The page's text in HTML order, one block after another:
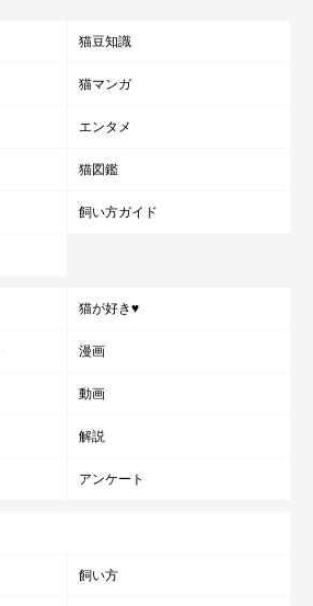
猫豆知識
猫マンガ
エンタメ
猫図鑑
飼い方ガイド
猫が好き♥
漫画
動画
解説
アンケート
飼い方